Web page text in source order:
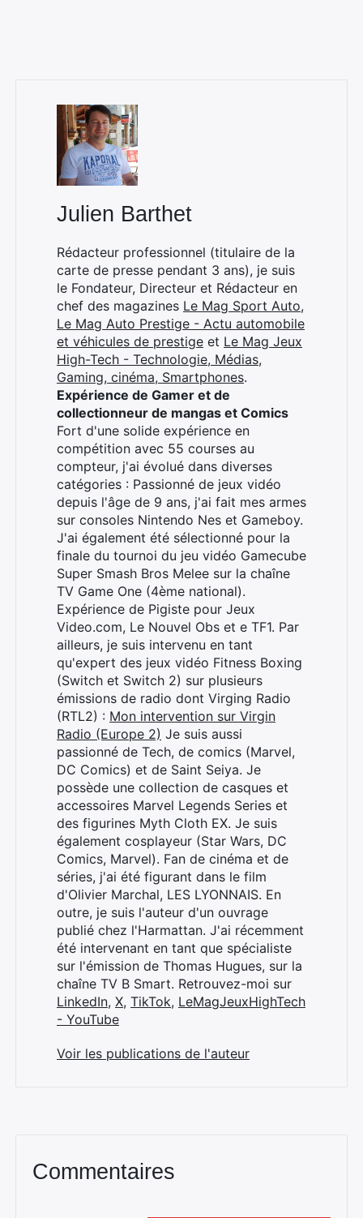
Julien Barthet
Rédacteur professionnel (titulaire de la
carte de presse pendant 3 ans), je suis
le Fondateur, Directeur et Rédacteur en
chef des magazines Le Mag Sport Auto,
Le Mag Auto Prestige - Actu automobile
et véhicules de prestige et Le Mag Jeux
High-Tech - Technologie, Médias,
Gaming, cinéma, Smartphones.
Expérience de Gamer et de
collectionneur de mangas et Comics
Fort d'une solide expérience en
compétition avec 55 courses au
compteur, j'ai évolué dans diverses
catégories : Passionné de jeux vidéo
depuis l'âge de 9 ans, j'ai fait mes armes
sur consoles Nintendo Nes et Gameboy.
J'ai également été sélectionné pour la
finale du tournoi du jeu vidéo Gamecube
Super Smash Bros Melee sur la chaîne
TV Game One (4ème national).
Expérience de Pigiste pour Jeux
Video.com, Le Nouvel Obs et e TF1. Par
ailleurs, je suis intervenu en tant
qu'expert des jeux vidéo Fitness Boxing
(Switch et Switch 2) sur plusieurs
émissions de radio dont Virging Radio
(RTL2) : Mon intervention sur Virgin
Radio (Europe 2) Je suis aussi
passionné de Tech, de comics (Marvel,
DC Comics) et de Saint Seiya. Je
possède une collection de casques et
accessoires Marvel Legends Series et
des figurines Myth Cloth EX. Je suis
également cosplayeur (Star Wars, DC
Comics, Marvel). Fan de cinéma et de
séries, j'ai été figurant dans le film
d'Olivier Marchal, LES LYONNAIS. En
outre, je suis l'auteur d'un ouvrage
publié chez l'Harmattan. J'ai récemment
été intervenant en tant que spécialiste
sur l'émission de Thomas Hugues, sur la
chaîne TV B Smart. Retrouvez-moi sur
LinkedIn, X, TikTok, LeMagJeuxHighTech
- YouTube
Voir les publications de l'auteur
Commentaires